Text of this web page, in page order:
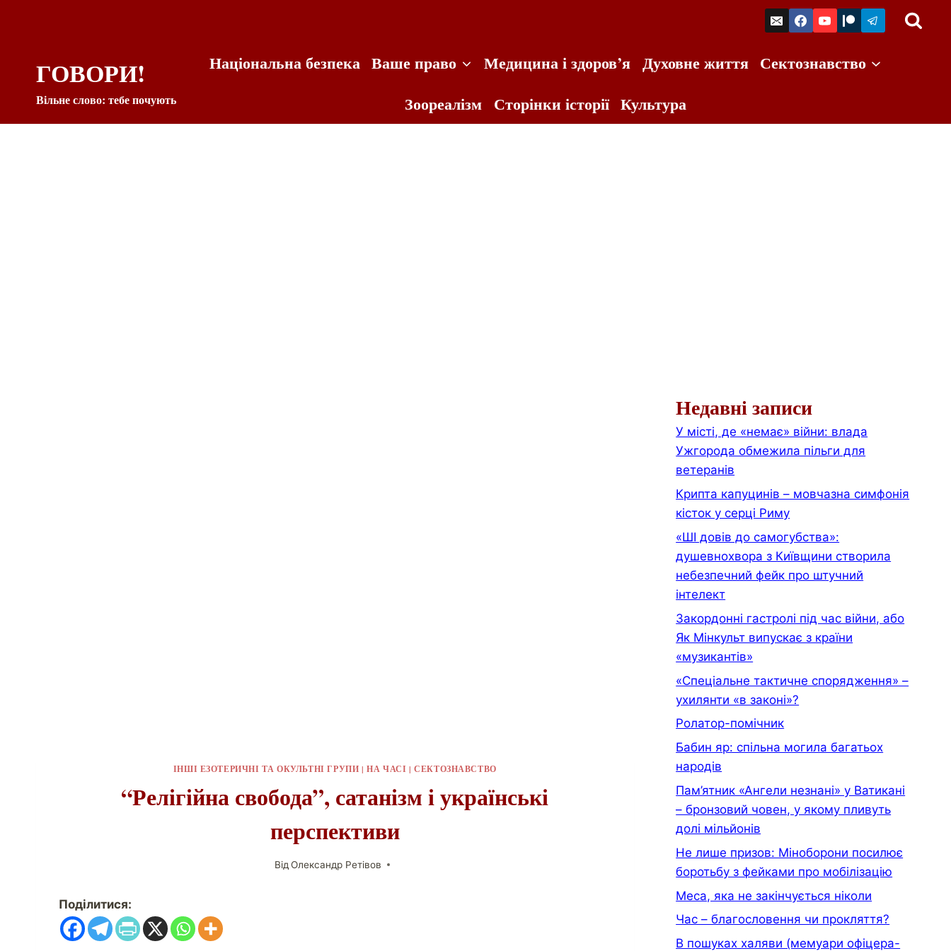
ГОВОРИ!
Вільне слово: тебе почують
Національна безпека Ваше право Медицина і здоров’я Духовне життя Сектознавство
Зоореалізм Сторінки історії Культура
ІНШІ ЕЗОТЕРИЧНІ ТА ОКУЛЬТНІ ГРУПИ |НА ЧАСІ |СЕКТОЗНАВСТВО
“Релігійна свобода”, сатанізм і українські
перспективи
Від Олександр Ретівов
Поділитися:
Недавні записи
У місті, де «немає» війни: влада
Ужгорода обмежила пільги для
ветеранів
Крипта капуцинів – мовчазна симфонія
кісток у серці Риму
«ШІ довів до самогубства»:
душевнохвора з Київщини створила
небезпечний фейк про штучний
інтелект
Закордонні гастролі під час війни, або
Як Мінкульт випускає з країни
«музикантів»
«Спеціальне тактичне спорядження» –
ухилянти «в законі»?
Ролатор-помічник
Бабин яр: спільна могила багатьох
народів
Пам’ятник «Ангели незнані» у Ватикані
– бронзовий човен, у якому пливуть
долі мільйонів
Не лише призов: Міноборони посилює
боротьбу з фейками про мобілізацію
Меса, яка не закінчується ніколи
Час – благословення чи прокляття?
В пошуках халяви (мемуари офiцера-